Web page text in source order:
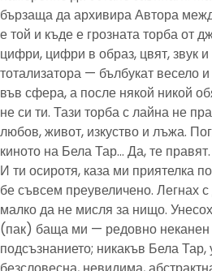
бързаща да архивира Автора
е той и къде е грозната торба от
цифри, цифри в образ, цвят, звук и
тотализатора — бълбукат весело
във сфера, а после някой никой
не си ти. Тази торба с лайна не
любов, живот, изкуство и лъжа.
киното на Бела Тар… Да, те правят.
И ти осиротя, каза ми приятелка
бе съвсем преувеличено. Легнах
малко да не мисля за нищо.
(пак) баща ми — редовно неканен
подсъзнанието; никакъв Бела